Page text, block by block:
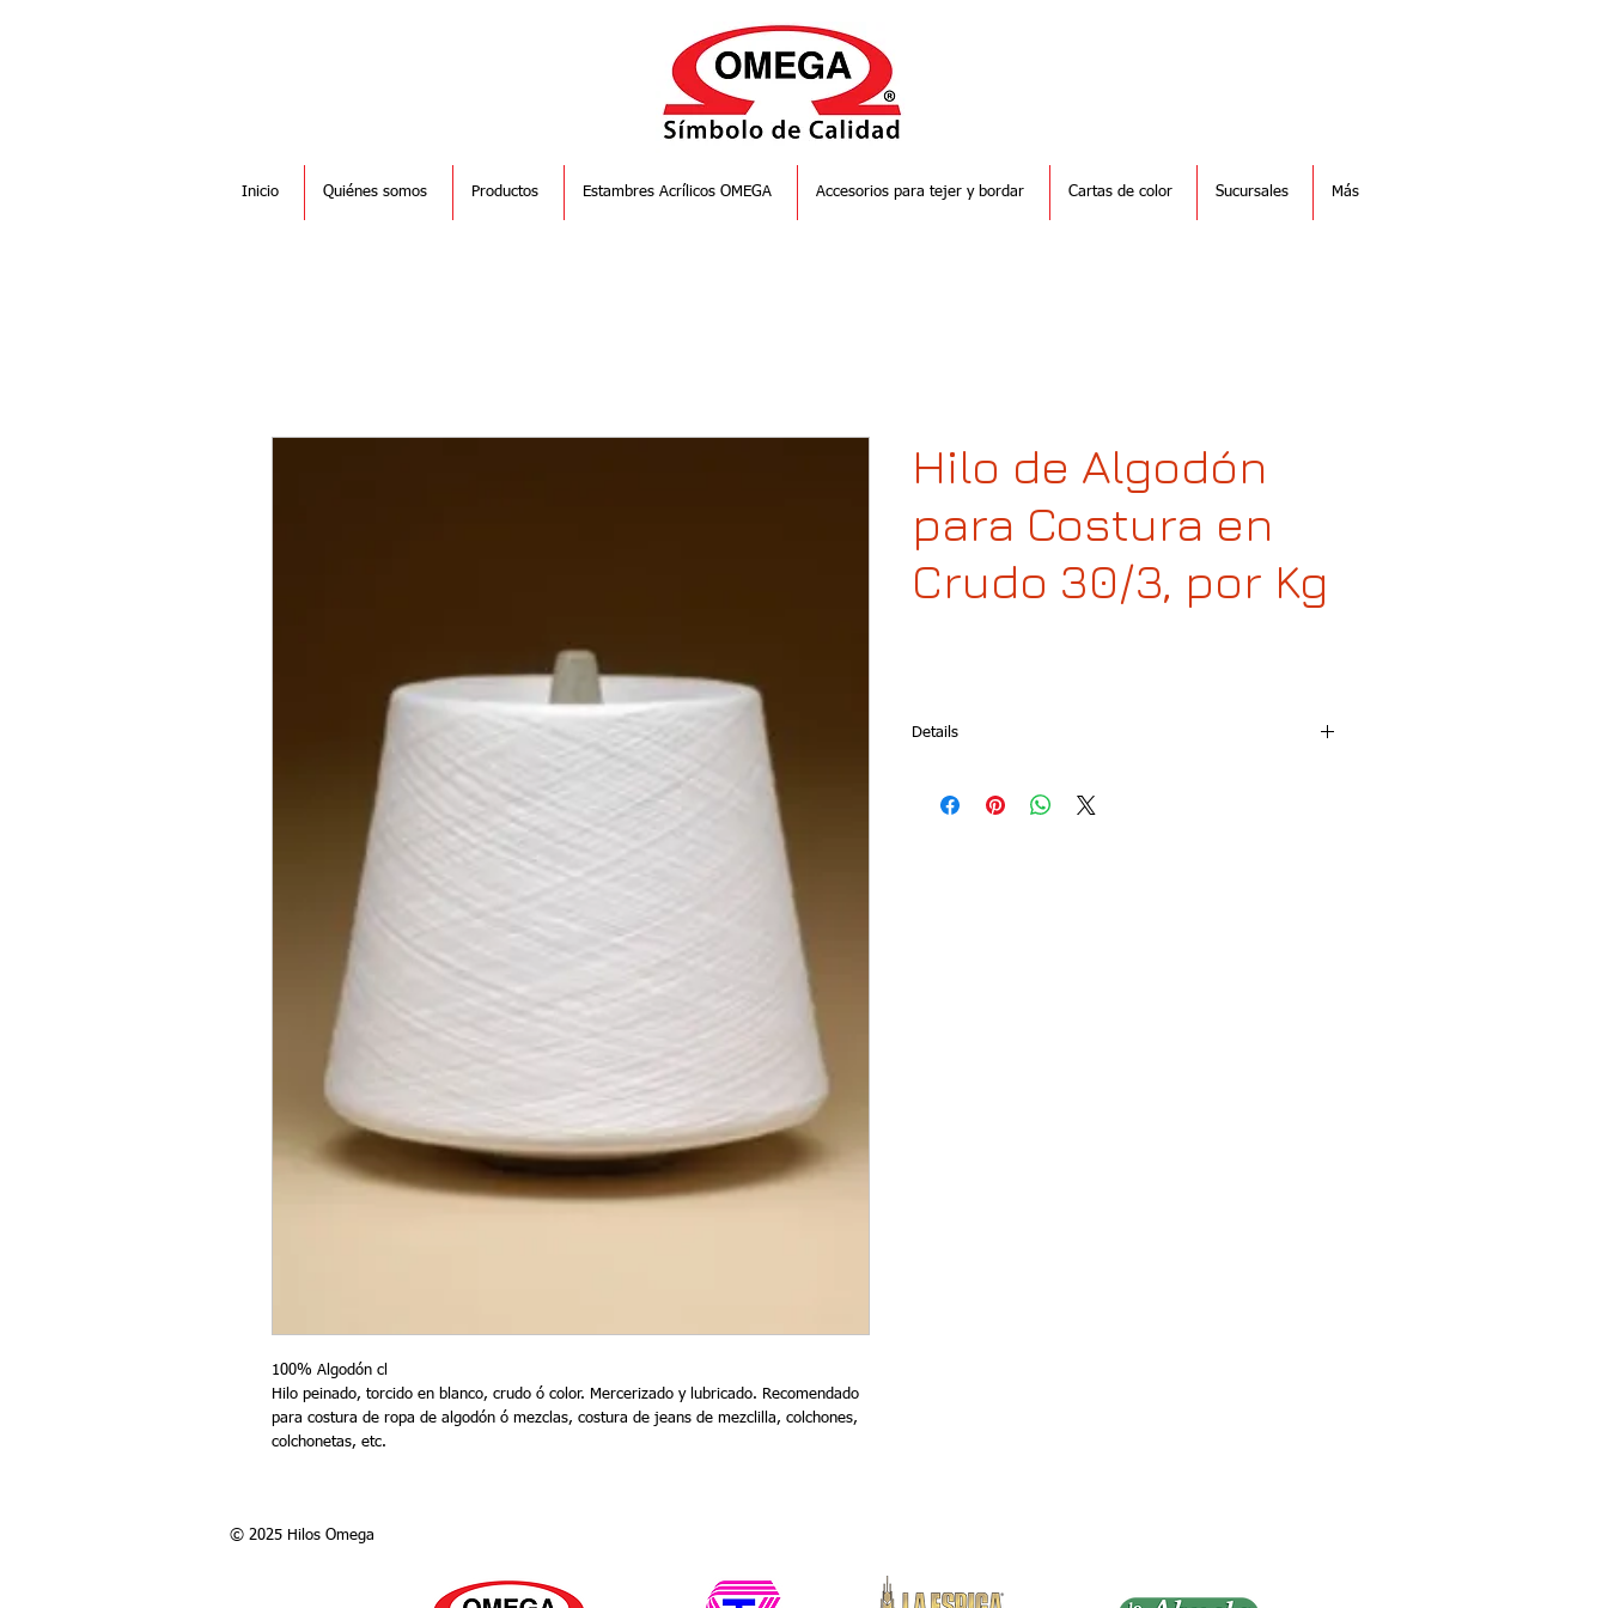
Inicio Quiénes somos Productos Estambres Acrílicos OMEGA Accesorios para tejer y bordar Cartas de color Sucursales Más
100% Algodón cl
Hilo peinado, torcido en blanco, crudo ó color. Mercerizado y lubricado. Recomendado
para costura de ropa de algodón ó mezclas, costura de jeans de mezclilla, colchones,
colchonetas, etc.
Hilo de Algodón
para Costura en
Crudo 30/3, por Kg
Details
En cono por Kilo (4500m)
© 2025 Hilos Omega